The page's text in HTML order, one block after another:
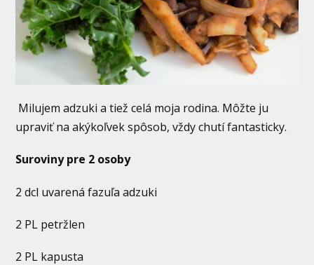
Milujem adzuki a tiež celá moja rodina. Môžte ju
upraviť na akýkoľvek spôsob, vždy chutí fantasticky.
Suroviny pre 2 osoby
2 dcl uvarená fazuľa adzuki
2 PL petržlen
2 PL kapusta